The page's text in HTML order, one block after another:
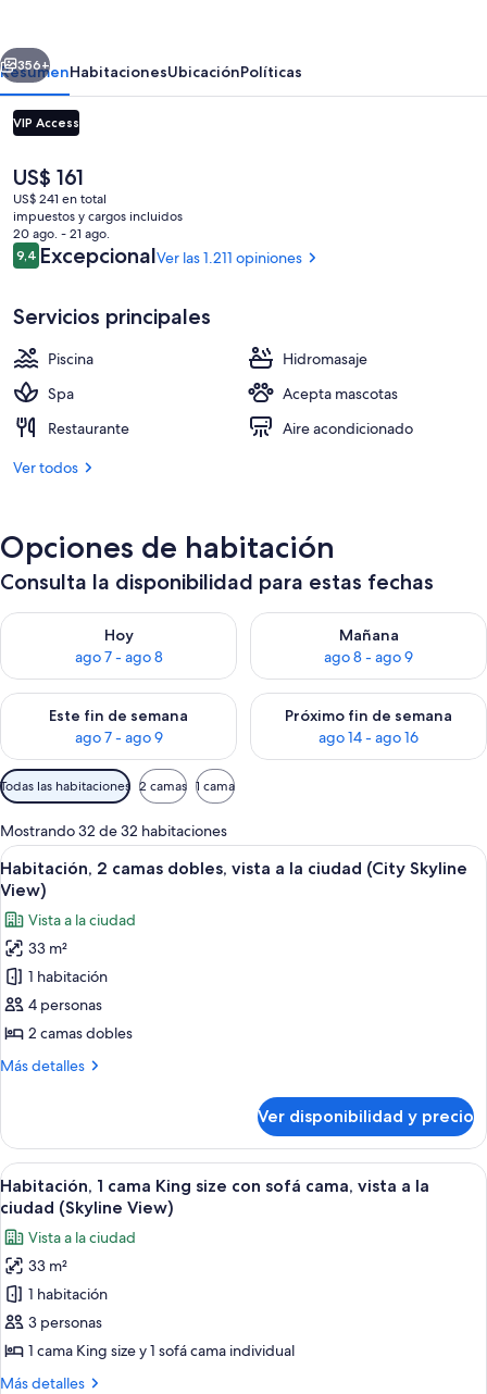
–
South
Beach
Siguiente
356+
ResumenHabitacionesUbicaciónPolíticas
VIP Access
El
precio
actual
es
de
US$ 161
US$ 161
US$ 241 en total
impuestos y cargos incluidos
20 ago. - 21 ago.
Opiniones
9,49,4 de 10
ExcepcionalVer las 1.211 opiniones
Servicios principales
Piscina
Hidromasaje
Spa
Acepta mascotas
Restaurante
Aire acondicionado
Ver todos
Opciones de habitación
Consulta la disponibilidad para estas fechas
Hoy
ago 7 - ago 8
Consulta la disponibilidad para hoy ago 7 - ago 8
Mañana
ago 8 - ago 9
Consulta la disponibilidad
Este fin de semana
ago 7 - ago 9
Consulta la disponibilidad para este fin de semana ago 7 -
Próximo fin de semana
ago 14 - ago 16
Consulta la disponibilidad
Filtros
disponibles
para
las
habitaciones
Todas las habitaciones 2 camas 1 cama
Mostrando 32 de 32 habitaciones
Ver
todas
las
fotos
de
Habitación,
2
camas
dobles,
la
ciudad
(City
Skyline
View)
Habitación de hotel con dos camas,
12
Habitación, 2 camas dobles, vista a la ciudad (City Skyline
View)
Vista a la ciudad
33 m²
1 habitación
4 personas
2 camas dobles
Más detalles
Más
2
camas
dobles,
vista
la
ciudad
(City
Skyline
View)
Ver disponibilidad y precio
Ver
todas
las
fotos
de
Habitación,
1
cama
King
Habitación de hotel con una cama
14
Habitación, 1 cama King size con sofá cama, vista a la
ciudad (Skyline View)
Vista a la ciudad
33 m²
1 habitación
3 personas
1 cama King size y 1 sofá cama individual
Más detalles
Más